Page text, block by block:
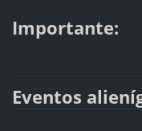
Importante:
Eventos